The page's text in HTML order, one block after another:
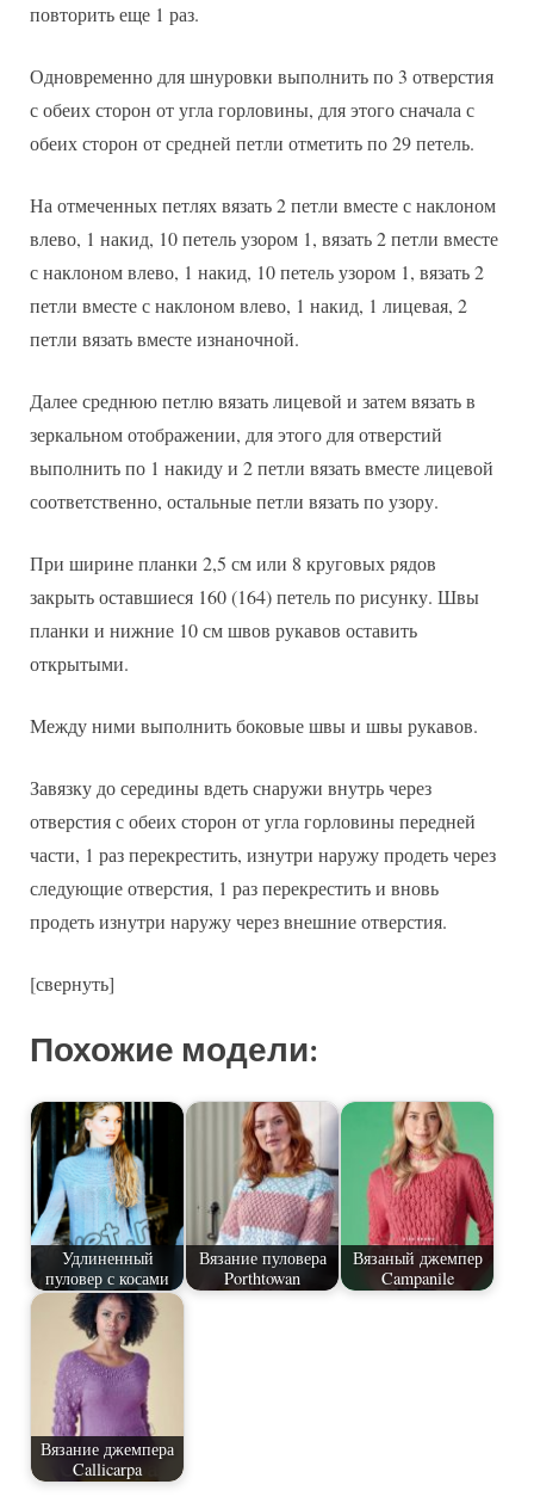
повторить еще 1 раз.
Одновременно для шнуровки выполнить по 3 отверстия
с обеих сторон от угла горловины, для этого сначала с
обеих сторон от средней петли отметить по 29 петель.
На отмеченных петлях вязать 2 петли вместе с наклоном
влево, 1 накид, 10 петель узором 1, вязать 2 петли вместе
с наклоном влево, 1 накид, 10 петель узором 1, вязать 2
петли вместе с наклоном влево, 1 накид, 1 лицевая, 2
петли вязать вместе изнаночной.
Далее среднюю петлю вязать лицевой и затем вязать в
зеркальном отображении, для этого для отверстий
выполнить по 1 накиду и 2 петли вязать вместе лицевой
соответственно, остальные петли вязать по узору.
При ширине планки 2,5 см или 8 круговых рядов
закрыть оставшиеся 160 (164) петель по рисунку. Швы
планки и нижние 10 см швов рукавов оставить
открытыми.
Между ними выполнить боковые швы и швы рукавов.
Завязку до середины вдеть снаружи внутрь через
отверстия с обеих сторон от угла горловины передней
части, 1 раз перекрестить, изнутри наружу продеть через
следующие отверстия, 1 раз перекрестить и вновь
продеть изнутри наружу через внешние отверстия.
[свернуть]
Похожие модели:
Удлиненный
пуловер с косами
Вязание пуловера
Porthtowan
Вязаный джемпер
Campanile
Вязание джемпера
Callicarpa